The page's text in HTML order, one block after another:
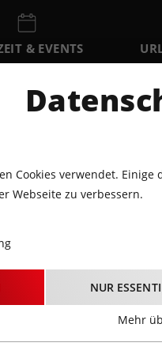
& EVENTS
FR
WM
Cookies verwendet.
Webseite zu verbessern.
NUR
Mehr